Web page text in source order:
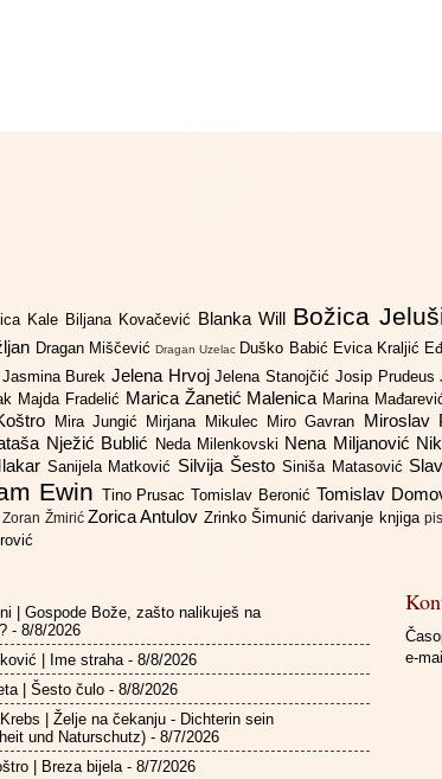
Kale Biljana Kovačević Blanka Will Božica
Dragan MiščevićDragan Uzelac Duško Babić Evica Kraljić
Jasmina BurekJelena HrvojJelena Stanojčić Josip Prudeus
Majda Fradelić Marica Žanetić Malenica Marina
Mira Jungić Mirjana Mikulec Miro Gavran Miroslav
Nježić Bublić Neda Milenkovski Nena Miljanović
Sanijela Matković Silvija Šesto Siniša Matasović
Ewin Tino PrusacTomislav Beronić Tomislav
Zoran ŽmirićZorica Antulov Zrinko Šimunićdarivanje knjiga
| Gospode Bože, zašto nalikuješ na
- 8/8/2026
| Ime straha- 8/8/2026
| Šesto čulo- 8/8/2026
| Želje na čekanju - Dichterin sein
und Naturschutz)- 8/7/2026
| Breza bijela- 8/7/2026
e-